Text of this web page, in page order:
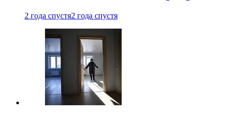
2 года спустя2 года спустя